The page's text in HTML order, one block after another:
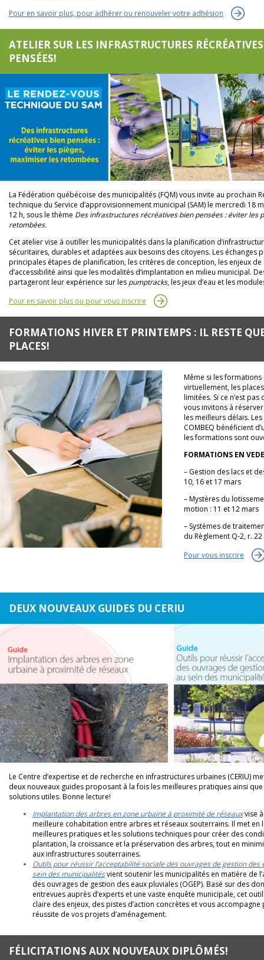
Pour en savoir plus, pour adhérer ou renouveler votre adhésion
ATELIER SUR LES INFRASTRUCTURES
PENSÉES!
La Fédération québécoise des municipalités (FQM) vous invite au prochain
technique du Service d’approvisionnement municipal (SAM) le mercredi 18
12 h, sous le thème Des infrastructures récréatives bien pensées : éviter les
retombées.
Cet atelier vise à outiller les municipalités dans la planification
sécuritaires, durables et adaptées aux besoins des citoyens. Les échanges
principales étapes de planification, les critères de conception, les enjeux de
d’accessibilité ainsi que les modalités d’implantation en milieu municipal.
partageront leur expérience sur les pumptracks, les jeux d’eau et les
Pour en savoir plus ou pour vous inscrire
FORMATIONS HIVER ET PRINTEMPS : IL RESTE
PLACES!
Même si les
virtuellement, les
limitées. Si ce n’est pas
vous invitons à
les meilleurs délais.
COMBEQ bénéficient
les formations sont
FORMATIONS EN
– Gestion des lacs et
10, 16 et 17 mars
– Mystères du
motion : 11 et 12 mars
– Systèmes de
du Règlement Q-2, r.
Pour vous inscrire
DEUX NOUVEAUX GUIDES DU CERIU
Le Centre d’expertise et de recherche en infrastructures urbaines (CERIU)
deux nouveaux guides proposant à la fois les meilleures pratiques ainsi
solutions utiles. Bonne lecture!
Implantation des arbres en zone urbaine à proximité de réseauxvise
meilleure cohabitation entre arbres et réseaux souterrains. Il met en
meilleures pratiques et les solutions techniques pour créer des
plantation, la croissance et la préservation des arbres, tout en
aux infrastructures souterraines.
Outils pour réussir l’acceptabilité sociale des ouvrages de gestion des
sein des municipalitésvient soutenir les municipalités en matière de
des ouvrages de gestion des eaux pluviales (OGEP). Basé sur des
entrevues auprès d’experts et une vaste enquête municipale, cet
claire des enjeux, des pistes d’action concrètes et vous
réussite de vos projets d’aménagement.
FÉLICITATIONS AUX NOUVEAUX DIPLÔMÉS!